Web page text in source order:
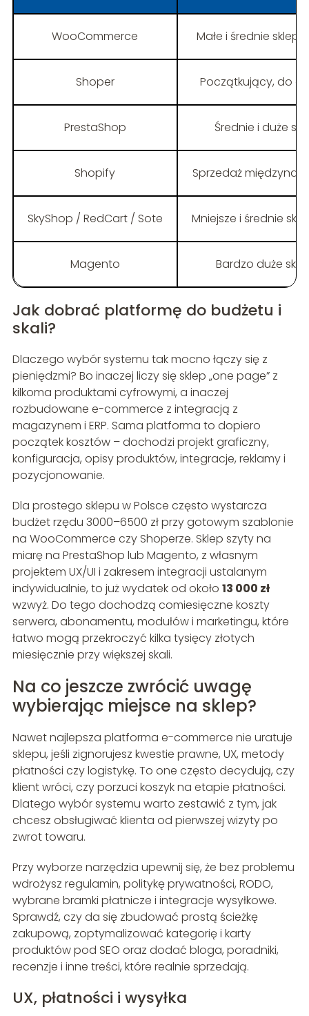
WooCommerce Małe i średnie
Shoper Początkujący, do
PrestaShop Średnie i duże
Shopify Sprzedaż
SkyShop / RedCart / Sote Mniejsze i średnie
Magento Bardzo duże
Jak dobrać platformę do budżetu i
skali?
Dlaczego wybór systemu tak mocno łączy się z
pieniędzmi? Bo inaczej liczy się sklep „one page” z
kilkoma produktami cyfrowymi, a inaczej
rozbudowane e-commerce z integracją z
magazynem i ERP. Sama platforma to dopiero
początek kosztów – dochodzi projekt graficzny,
konfiguracja, opisy produktów, integracje, reklamy i
pozycjonowanie.
Dla prostego sklepu w Polsce często wystarcza
budżet rzędu 3000–6500 zł przy gotowym szablonie
na WooCommerce czy Shoperze. Sklep szyty na
miarę na PrestaShop lub Magento, z własnym
projektem UX/UI i zakresem integracji ustalanym
indywidualnie, to już wydatek od około 13 000 zł
wzwyż. Do tego dochodzą comiesięczne koszty
serwera, abonamentu, modułów i marketingu, które
łatwo mogą przekroczyć kilka tysięcy złotych
miesięcznie przy większej skali.
Na co jeszcze zwrócić uwagę
wybierając miejsce na sklep?
Nawet najlepsza platforma e-commerce nie uratuje
sklepu, jeśli zignorujesz kwestie prawne, UX, metody
płatności czy logistykę. To one często decydują, czy
klient wróci, czy porzuci koszyk na etapie płatności.
Dlatego wybór systemu warto zestawić z tym, jak
chcesz obsługiwać klienta od pierwszej wizyty po
zwrot towaru.
Przy wyborze narzędzia upewnij się, że bez problemu
wdrożysz regulamin, politykę prywatności, RODO,
wybrane bramki płatnicze i integracje wysyłkowe.
Sprawdź, czy da się zbudować prostą ścieżkę
zakupową, zoptymalizować kategorię i karty
produktów pod SEO oraz dodać bloga, poradniki,
recenzje i inne treści, które realnie sprzedają.
UX, płatności i wysyłka